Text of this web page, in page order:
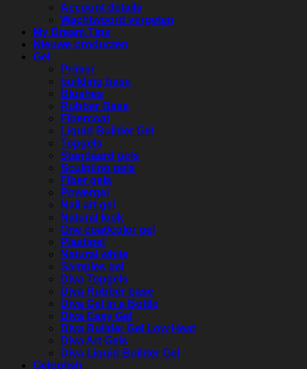
Account details
Wachtwoord vergeten
My Dream Tips
Nieuwe producten
Gel
Primer
building base
Blushes
Rubber Base
Fibercoat
Liquid Builder Gel
Topgels
Standaard gels
Sculpting gels
Fiber gels
Powergel
Nail art gel
Natural look
One coat/color gel
Plastigel
Natural white
Samples gel
Diva Topgels
Diva Rubber base
Diva Gel in a Bottle
Diva Easy Gel
Diva Builder Gel Low Heat
Diva Art Gels
Diva Liquid Builder Gel
Gelpolish